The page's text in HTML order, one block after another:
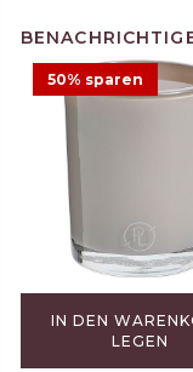
Duftkerze
50% sparen
IN DEN
LEGEN